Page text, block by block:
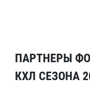
ПАРТНЕРЫ
КХЛ СЕЗОНА